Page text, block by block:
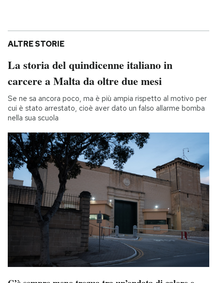
ALTRE STORIE
La storia del quindicenne italiano in
carcere a Malta da oltre due mesi
Se ne sa ancora poco, ma è più ampia rispetto al motivo per
cui è stato arrestato, cioè aver dato un falso allarme bomba
nella sua scuola